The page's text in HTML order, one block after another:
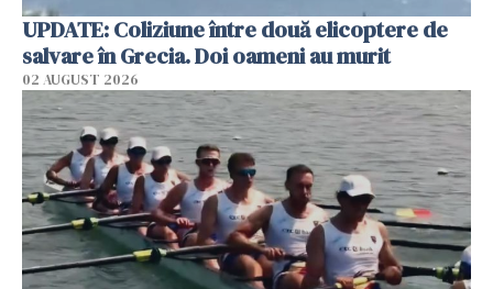
UPDATE: Coliziune între două elicoptere de
salvare în Grecia. Doi oameni au murit
02 AUGUST 2026